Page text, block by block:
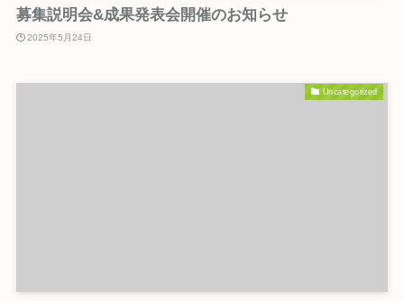
募集説明会&成果発表会開催のお知らせ
2025年5月24日
Uncategorized